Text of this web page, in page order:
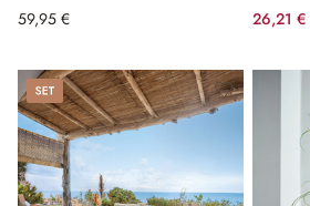
59,95 € 26,21 €
Set